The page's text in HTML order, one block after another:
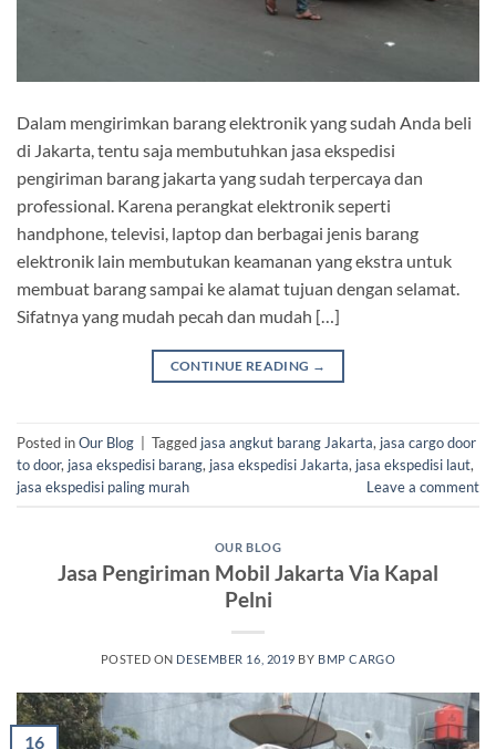
Dalam mengirimkan barang elektronik yang sudah Anda beli
di Jakarta, tentu saja membutuhkan jasa ekspedisi
pengiriman barang jakarta yang sudah terpercaya dan
professional. Karena perangkat elektronik seperti
handphone, televisi, laptop dan berbagai jenis barang
elektronik lain membutukan keamanan yang ekstra untuk
membuat barang sampai ke alamat tujuan dengan selamat.
Sifatnya yang mudah pecah dan mudah […]
CONTINUE READING →
Posted inOur Blog | Tagged jasa angkut barang Jakarta, jasa cargo door
to door, jasa ekspedisi barang, jasa ekspedisi Jakarta, jasa ekspedisi laut,
jasa ekspedisi paling murah
Leave a comment
OUR BLOG
Jasa Pengiriman Mobil Jakarta Via Kapal
Pelni
POSTED ON DESEMBER 16, 2019 BY BMP CARGO
16